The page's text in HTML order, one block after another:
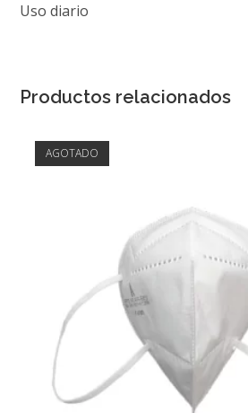
Uso diario
Productos relacionados
AGOTADO